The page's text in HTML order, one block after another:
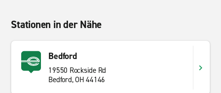
Stationen in der Nähe
Bedford
19550 Rockside Rd
Bedford, OH 44146